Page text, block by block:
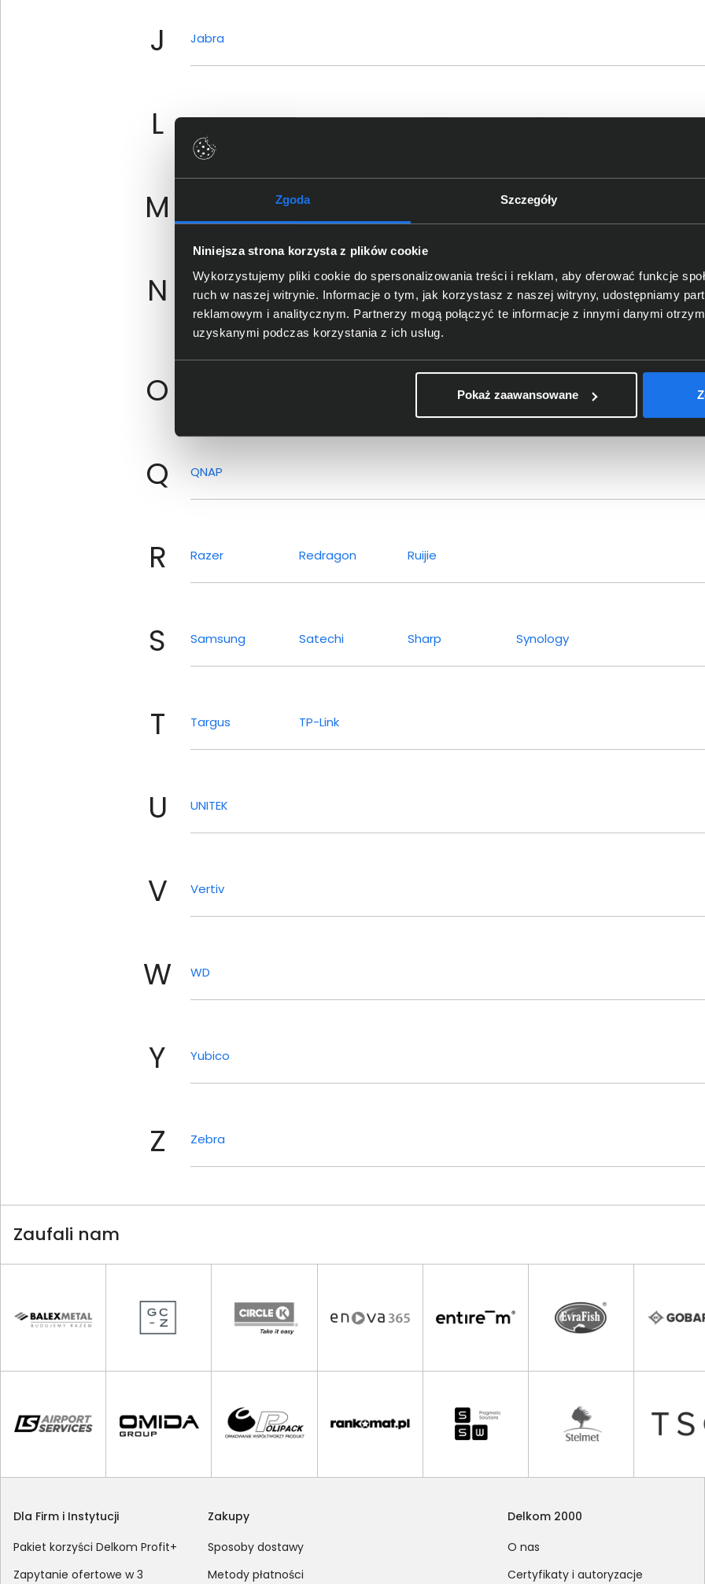
Zgoda Szczegóły
Niniejsza strona korzysta z plików cookie
Wykorzystujemy pliki cookie do spersonalizowania treści i reklam, aby oferować funkcje
ruch w naszej witrynie. Informacje o tym, jak korzystasz z naszej witryny, udostępniamy
reklamowym i analitycznym. Partnerzy mogą połączyć te informacje z innymi danymi
uzyskanymi podczas korzystania z ich usług.
Pokaż zaawansowane
J Jabra
L Legrand Lenovo LogiLink Logitech
M Microsoft Surface MSI
N Neat Neomounts
Newline
Interactive
O
Q QNAP
R Razer Redragon Ruijie
S Samsung Satechi Sharp Synology
T Targus TP-Link
U UNITEK
V Vertiv
W WD
Y Yubico
Z Zebra
Zaufali nam
Dla Firm i Instytucji
Pakiet korzyści Delkom Profit+
Zapytanie ofertowe w 3
Zakupy
Sposoby dostawy
Metody płatności
Delkom 2000
O nas
Certyfikaty i autoryzacje